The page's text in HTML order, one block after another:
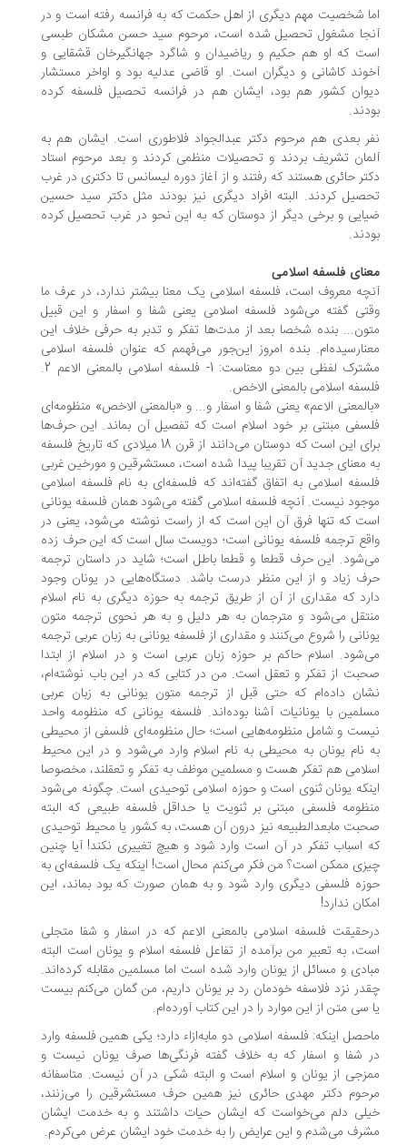
شخصیت مهم دیگری از اهل حکمت که به فرانسه رفته است و در
مشغول تحصیل شده است، مرحوم سید حسن مشکان طبسی
که او هم حکیم و ریاضیدان و شاگرد جهانگیرخان قشقایی و
کاشانی و دیگران است. او قاضی عدلیه بود و اواخر مستشار
کشور هم بود، ایشان هم در فرانسه تحصیل فلسفه کرده
بعدی هم مرحوم دکتر عبدالجواد فلاطوری است. ایشان هم به
تشریف بردند و تحصیلات منظمی کردند و بعد مرحوم استاد
حائری هستند که رفتند و از آغاز دوره لیسانس تا دکتری در غرب
کردند. البته افراد دیگری نیز بودند مثل دکتر سید حسین
و برخی دیگر از دوستان که به این نحو در غرب تحصیل کرده
فلسفه اسلامی
معروف است، فلسفه اسلامی یک معنا بیشتر ندارد، در عرف ما
گفته می‌شود فلسفه اسلامی یعنی شفا و اسفار و این قبیل
بنده شخصا بعد از مدت‌ها تفکر و تدبر به حرفی خلاف این
بنده امروز این‌جور می‌فهمم که عنوان فلسفه اسلامی
مشترک لفظی بین دو معناست: 1- فلسفه اسلامی بالمعنی الاعم 2.
اسلامی بالمعنی الاخص.
الاعم» یعنی شفا و اسفار و... و «بالمعنی الاخص» منظومه‌ای
مبتنی بر خود اسلام است که تفصیل آن بماند. این حرف‌ها
برای این است که دوستان می‌دانند از قرن 18 میلادی که تاریخ فلسفه
معنای جدید آن تقریبا پیدا شده است، مستشرقین و مورخین غربی
اسلامی به اتفاق گفته‌اند که فلسفه‌ای به نام فلسفه اسلامی
نیست. آنچه فلسفه اسلامی گفته می‌شود همان فلسفه یونانی
که تنها فرق آن این است که از راست نوشته می‌شود، یعنی در
ترجمه فلسفه یونانی است؛ دویست سال است که این حرف زده
این حرف قطعا و قطعا باطل است؛ شاید در داستان ترجمه
زیاد و از این منظر درست باشد. دستگاه‌هایی در یونان وجود
که مقداری از آن از طریق ترجمه به حوزه دیگری به نام اسلام
می‌شود و مترجمان به هر دلیل و به هر نحوی ترجمه متون
را شروع می‌کنند و مقداری از فلسفه یونانی به زبان عربی ترجمه
اسلام حاکم بر حوزه زبان عربی است و در اسلام از ابتدا
از تفکر و تعقل است. من در کتابی که در این باب نوشته‌ام،
داده‌ام که حتی قبل از ترجمه متون یونانی به زبان عربی
با یونانیات آشنا بوده‌اند. فلسفه یونانی که منظومه واحد
و شامل منظومه‌هایی است؛ حال منظومه‌ای فلسفی از محیطی
نام یونان به محیطی به نام اسلام وارد می‌شود و در این محیط
هم تفکر هست و مسلمین موظف به تفکر و تعقلند، مخصوصا
یونان ثنوی است و حوزه اسلامی توحیدی است. چگونه می‌شود
فلسفی مبتنی بر ثنویت یا حداقل فلسفه‌ طبیعی که البته
مابعدالطبیعه نیز درون آن هست، به کشور یا محیط توحیدی
اسباب تفکر در آن است وارد شود و هیچ تغییری نکند! آیا چنین
ممکن است؟ من فکر می‌کنم محال است! اینکه یک فلسفه‌ای به
فلسفی دیگری وارد شود و به همان صورت که بود بماند، این
ندارد!
فلسفه اسلامی بالمعنی الاعم که در اسفار و شفا متجلی
به تعبیر من برآمده از تفاعل فلسفه اسلام و یونان است البته
و مسائل از یونان وارد شده است اما مسلمین مقابله کرده‌اند.
نزد فلاسفه خودمان رد بر یونان داریم، من گمان می‌کنم بیست
سی متن از این موارد را در این کتاب آورده‌ام.
اینکه: فلسفه اسلامی دو مابه‌ازاء دارد؛ یکی همین فلسفه وارد
شفا و اسفار که به خلاف گفته فرنگی‌ها صرف یونان نیست و
از یونان و اسلام است و البته شکی در آن نیست. متاسفانه
دکتر مهدی حائری نیز همین حرف مستشرقین را می‌زنند،
دلم می‌خواست که ایشان حیات داشتند و به خدمت ایشان
می‌شدم و این عرایض را به خدمت خود ایشان عرض می‌کردم.